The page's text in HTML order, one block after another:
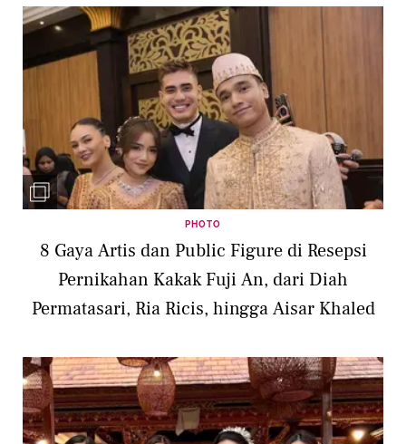
PHOTO
8 Gaya Artis dan Public Figure di Resepsi
Pernikahan Kakak Fuji An, dari Diah
Permatasari, Ria Ricis, hingga Aisar Khaled